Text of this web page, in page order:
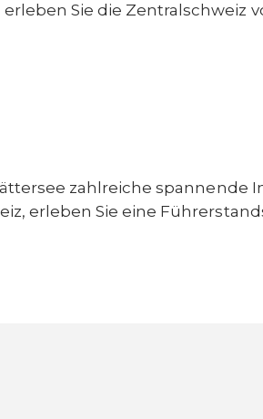
Sie die Zentralschweiz
zahlreiche spannende
erleben Sie eine